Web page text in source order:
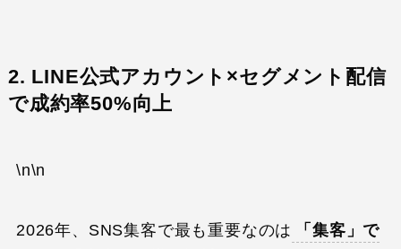
2. LINE公式アカウント×セグメント配信
で成約率50%向上
\n\n
2026年、SNS集客で最も重要なのは
「集客」で